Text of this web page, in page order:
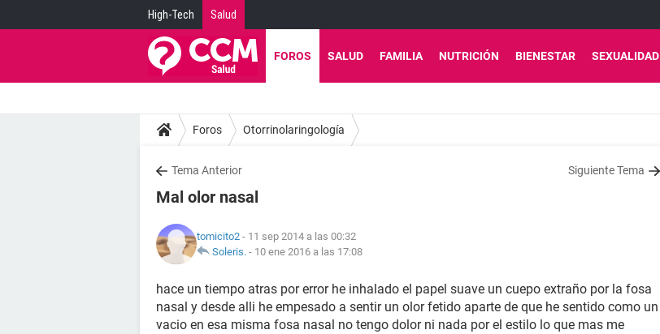
High-Tech Salud
FOROS SALUD FAMILIA NUTRICIÓN BIENESTAR SEXUALIDAD
Foros Otorrinolaringología
Tema Anterior Siguiente Tema
Mal olor nasal
tomicito2 - 11 sep 2014 a las 00:32
Soleris. - 10 ene 2016 a las 17:08
hace un tiempo atras por error he inhalado el papel suave un cuepo extraño por la fosa
nasal y desde alli he empesado a sentir un olor fetido aparte de que he sentido como un
vacio en esa misma fosa nasal no tengo dolor ni nada por el estilo lo que mas me